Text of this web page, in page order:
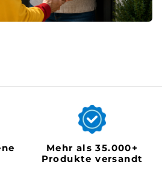
Mehr als 35.000+
Produkte versandt